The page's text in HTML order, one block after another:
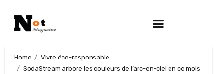
Home
Vivre éco-responsable
SodaStream arbore les couleurs de l’arc-en-ciel en ce mois